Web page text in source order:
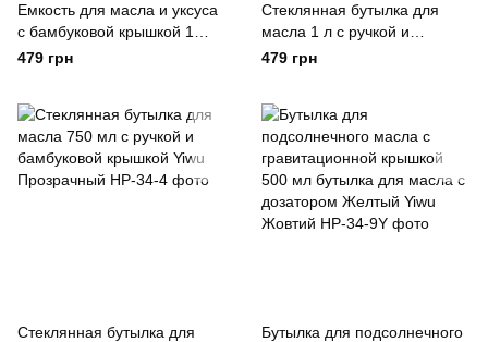
Емкость для масла и уксуса
с бамбуковой крышкой 1
литр Yiwu Прозрачный
479 грн
Стеклянная бутылка для
масла 1 л с ручкой и
бамбуковой крышкой Yiwu
479 грн
Стеклянная бутылка для
Бутылка для подсолнечного